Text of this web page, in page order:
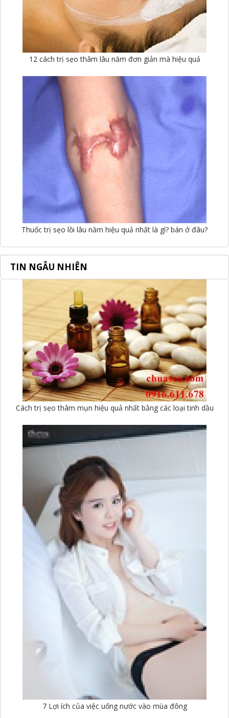
12 cách trị sẹo thâm lâu năm đơn giản mà hiệu quả
Thuốc trị sẹo lồi lâu năm hiệu quả nhất là gì? bán ở đâu?
TIN NGẪU NHIÊN
Cách trị sẹo thâm mụn hiệu quả nhất bằng các loại tinh dầu
7 Lợi ích của việc uống nước vào mùa đông